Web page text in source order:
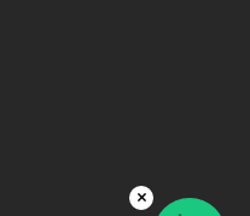
×